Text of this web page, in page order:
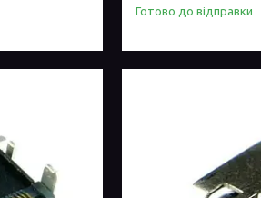
Готово до відправки